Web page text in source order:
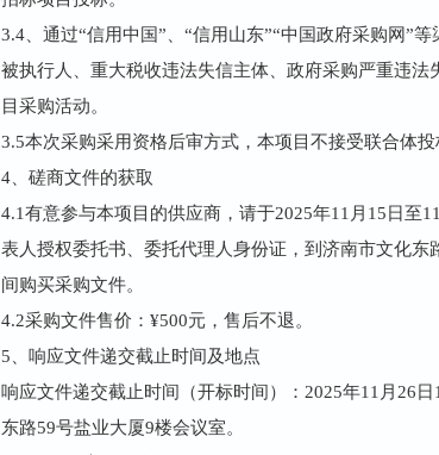
3.4、通过“信用中国”、“信用山东”“中国政府采购网”
被执行人、重大税收违法失信主体、政府采购严重违
目采购活动。
3.5本次采购采用资格后审方式，本项目不接受联合体投
4、磋商文件的获取
4.1有意参与本项目的供应商，请于2025年11月15日至
表人授权委托书、委托代理人身份证，到济南市文化
间购买采购文件。
4.2采购文件售价：¥500元，售后不退。
5、响应文件递交截止时间及地点
响应文件递交截止时间（开标时间）：2025年11月26
东路59号盐业大厦9楼会议室。